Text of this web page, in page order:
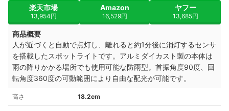
楽天市場
13,954円
Amazon
16,529円
ヤフー
13,685円
商品概要
人が近づくと自動で点灯し、離れると約1分後に消灯するセンサ
を搭載したスポットライトです。アルミダイカスト製の本体は
雨の降りかかる場所でも使用可能な防雨型。首振角度90度、回
転角度360度の可動範囲により自由な配光が可能です。
高さ 18.2cm